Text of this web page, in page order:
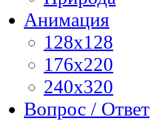
Анимация
128x128
176x220
240x320
Вопрос / Ответ